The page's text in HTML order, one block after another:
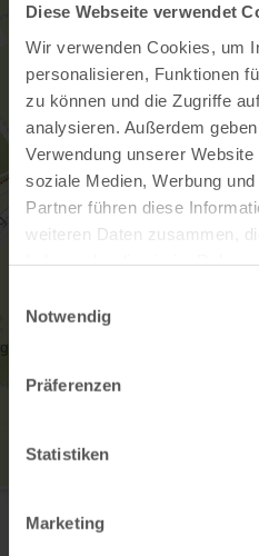
Diese Webseite verwendet
Wir verwenden Cookies, um
personalisieren, Funktionen
zu können und die Zugriffe
analysieren. Außerdem
Verwendung unserer
soziale Medien, Werbung
Partner führen diese
weiteren Daten zusammen,
Notwendig
Präferenzen
Statistiken
Marketing
Marktplatz / Neustraße 2
54516 Wittlich